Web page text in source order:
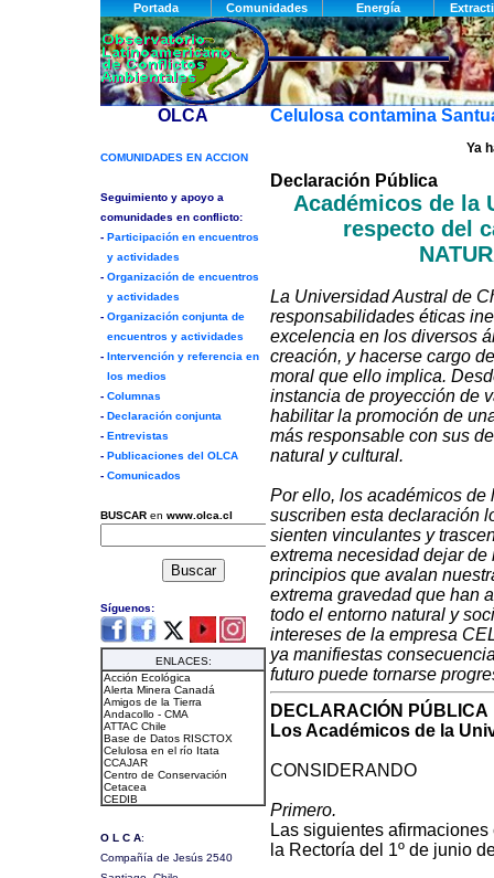
Celulosa contamina
Ya
Declaración Pública
Académicos de la
respecto del
La Universidad Austral de
responsabilidades éticas
excelencia en los diversos
creación, y hacerse cargo
moral que ello implica.
instancia de proyección de
habilitar la promoción de
más responsable con sus
natural y cultural.
Por ello, los académicos
suscriben esta declaración
sienten vinculantes y
extrema necesidad dejar
principios que avalan
extrema gravedad que han
todo el entorno natural y
intereses de la empresa
ya manifiestas
futuro puede tornarse
DECLARACIÓN PÚBLICA
Los Académicos de la
CONSIDERANDO
Primero.
Las siguientes
la Rectoría del 1º de junio